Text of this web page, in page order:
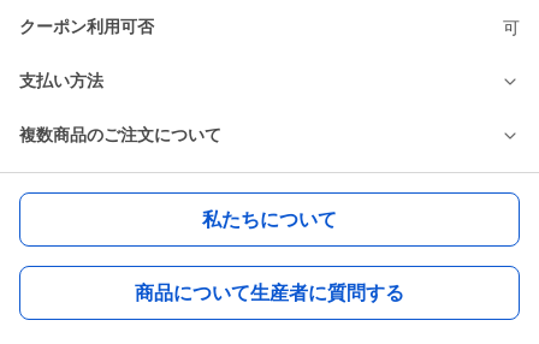
クーポン利用可否 可
支払い方法
複数商品のご注文について
私たちについて
商品について生産者に質問する